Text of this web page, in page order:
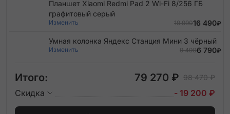
Планшет Xiaomi Redmi Pad 2 Wi-Fi 8/256 ГБ
графитовый серый
Изменить 16 490₽
19 990
Умная колонка Яндекс Станция Мини 3 чёрный
Изменить 6 790₽
9 490
Итого: 79 270 ₽ 98 470 ₽
Скидка - 19 200 ₽